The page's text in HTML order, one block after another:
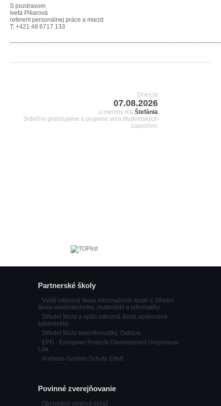
S pozdravom
Iveta Piliarová
referent personálnej práce a miezd
T: +421 48 6717 133
Dnes je
07.08.2026
a meniny má Štefánia
Srdečne gratulujeme a prajeme veľa študentských
úspechov.
Partnerské školy
Vyšší odborná škola informačních studií a Střední
škola elektrotechniky, multimédií a informatiky
Střední škola a vyšší odborná škola aplikované
kybernetiky
Střední škola teleinformatiky, Ostrava
EPD - European Projects Development Unipessoal
Lda
Andreas-Gordon-Schule Erfurt
Povinné zverejňovanie
Obchodná verejná súťaž